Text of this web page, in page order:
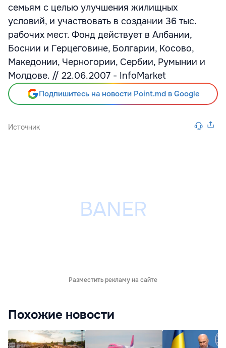
семьям с целью улучшения жилищных
условий, и участвовать в создании 36 тыс.
рабочих мест. Фонд действует в Албании,
Боснии и Герцеговине, Болгарии, Косово,
Македонии, Черногории, Сербии, Румынии и
Молдове. // 22.06.2007 - InfoMarket
Подпишитесь на новости Point.md в Google
Источник
Разместить рекламу на сайте
Похожие новости